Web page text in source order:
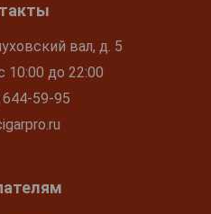
вал, д. 5
10:00 до 22:00
59-95